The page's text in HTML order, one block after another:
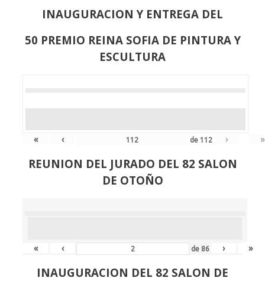
INAUGURACION Y ENTREGA DEL
50 PREMIO REINA SOFIA DE PINTURA Y
ESCULTURA
« ‹ de112 › »
REUNION DEL JURADO DEL 82 SALON
DE OTOÑO
« ‹ de 86 › »
INAUGURACION DEL 82 SALON DE